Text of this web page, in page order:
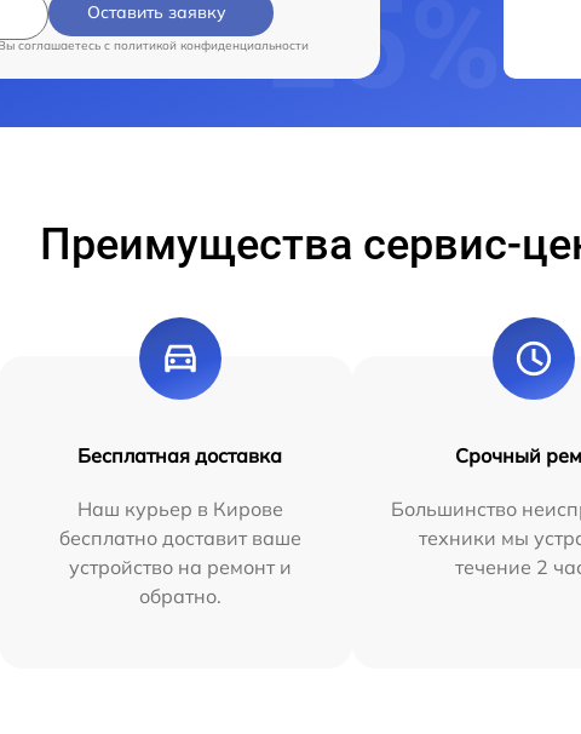
Оставить заявку
соглашаетесь c политикой конфиденциальности
Преимущества сервис-
Бесплатная доставка
Наш курьер в Кирове
бесплатно доставит ваше
устройство на ремонт и
обратно.
Срочный
Большинство
техники мы
течение 2